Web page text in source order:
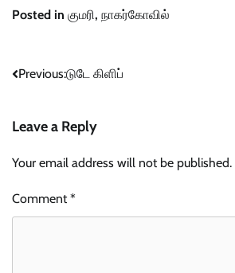
Posted in குமரி, நாகர்கோவில்
Post
Previous:டுடே கிளிப்
Leave a Reply
Your email address will not be published.
Comment*